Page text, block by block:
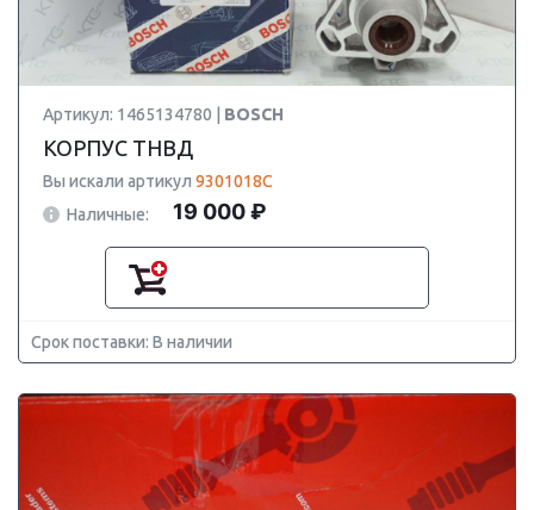
Артикул: 1465134780 | BOSCH
КОРПУС ТНВД
Вы искали артикул 9301018C
Наличные:
19 000 ₽
Срок поставки: В наличии